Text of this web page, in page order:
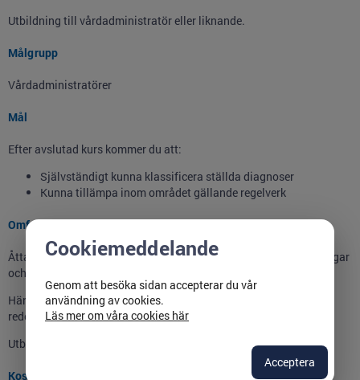
Utbildning till vårdadministratör eller liknande.
Målgrupp
Vårdadministratörer
Mål
Efter avslutad kurs kommer du att:
Självständigt kunna klassificera ställda diagnoser
Kunna tillämpa inom området gällande regelverk
Omfattning
Åtta dagar med blandat lärande bestående av tre föreläsningsdagar
och fem distansdagar.
Här finns E-lärande, patientfall och övningsuppgifter som ska
redovisas.
Utbildningen avslutas med tentamen.
Kostnad
Cookiemeddelande
Genom att besöka sidan accepterar du vår
användning av cookies.
Läs mer om våra cookies här
Acceptera